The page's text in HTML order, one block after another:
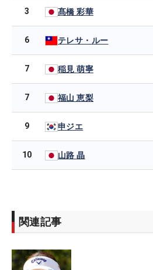
3 髙橋 彩華
6 テレサ・ルー
7 稲見 萌寧
7 福山 恵梨
9 申ジエ
10 山路 晶
関連記事